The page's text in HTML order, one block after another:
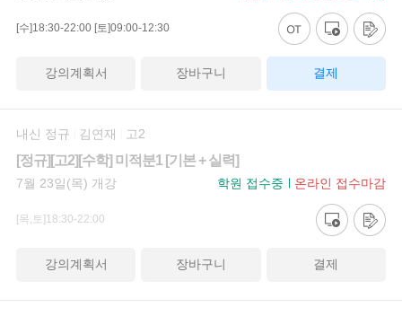
[수]18:30-22:00 [토]09:00-12:30
강의계획서 장바구니 결제
내신 정규 김연재 고2
[정규][고2][수학] 미적분1 [기본 + 실력]
7월 23일(목) 개강 학원 접수중 온라인 접수마감
[목,토]18:30-22:00
강의계획서 장바구니 결제